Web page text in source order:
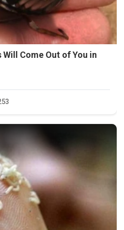
Come Out of You in